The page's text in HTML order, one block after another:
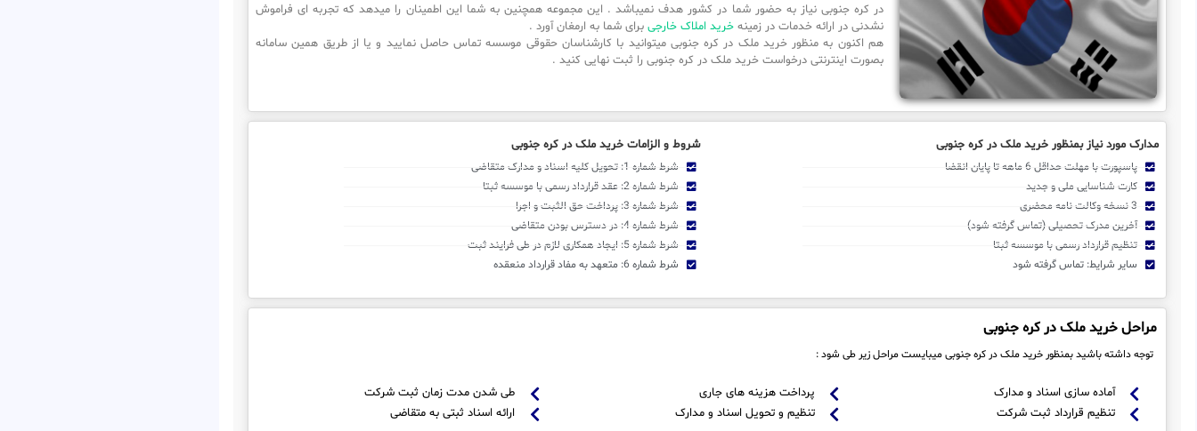
در کره جنوبی نیاز به حضور شما در کشور هدف نمیباشد . این مجموعه همچنین به شما این اطمینان را میدهد که تجربه ای فراموش
نشدنی در ارائه خدمات در زمینه خرید املاک خارجی برای شما به ارمغان آورد .
هم اکنون به منظور خرید ملک در کره جنوبی میتوانید با کارشناسان حقوقی موسسه تماس حاصل نمایید و یا از طریق همین سامانه
بصورت اینترنتی درخواست خرید ملک در کره جنوبی را ثبت نهایی کنید .
مدارک مورد نیاز بمنظور خرید ملک در کره جنوبی
پاسپورت با مهلت حداقل 6 ماهه تا پایان انقضا
کارت شناسایی ملی و جدید
3 نسخه وکالت نامه محضری
آخرین مدرک تحصیلی (تماس گرفته شود)
تنظیم قرارداد رسمی با موسسه ثبتا
سایر شرایط: تماس گرفته شود
شروط و الزامات خرید ملک در کره جنوبی
شرط شماره 1: تحویل کلیه اسناد و مدارک متقاضی
شرط شماره 2: عقد قرارداد رسمی با موسسه ثبتا
شرط شماره 3: پرداخت حق الثبت و اجرا
شرط شماره 4: در دسترس بودن متقاضی
شرط شماره 5: ایجاد همکاری لازم در طی فرایند ثبت
شرط شماره 6: متعهد به مفاد قرارداد منعقده
مراحل خرید ملک در کره جنوبی
توجه داشته باشید بمنظور خرید ملک در کره جنوبی میبایست مراحل زیر طی شود :
آماده سازی اسناد و مدارک
تنظیم قرارداد ثبت شرکت
پرداخت هزینه های جاری
تنظیم و تحویل اسناد و مدارک
طی شدن مدت زمان ثبت شرکت
ارائه اسناد ثبتی به متقاضی